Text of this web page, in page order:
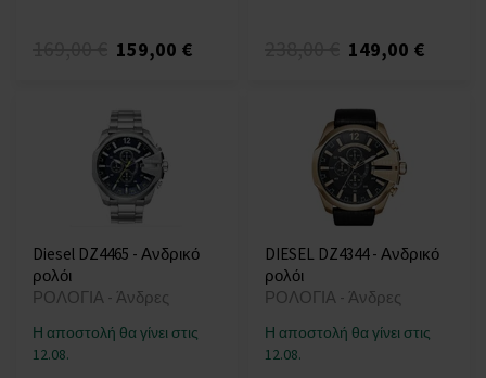
159,00 € 149,00 €
Diesel DZ4465 - Ανδρικό
ρολόι
ΡΟΛΟΓΙΑ - Άνδρες
Η αποστολή θα γίνει στις
12.08.
DIESEL DZ4344 - Ανδρικό
ρολόι
ΡΟΛΟΓΙΑ - Άνδρες
Η αποστολή θα γίνει στις
12.08.